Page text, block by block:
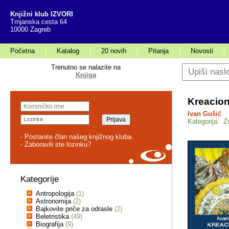
Knjižni klub IZVORI
Trnjanska cesta 64
10000 Zagreb
Početna Katalog 20 novih Pitanja Novosti
Trenutno se nalazite na
Knjiga
- Postanite član našeg knjižnog kluba.
- Zaboravili ste lozinku?
Kategorije
Antropologija (1)
Astronomija (2)
Bajkovite priče za odrasle (2)
Beletristika (49)
Biografija (9)
Ivan Gušić
Kategorija: